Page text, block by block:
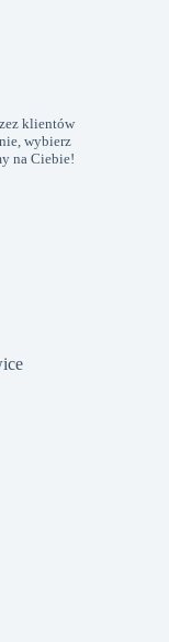
klientów
wybierz
na Ciebie!